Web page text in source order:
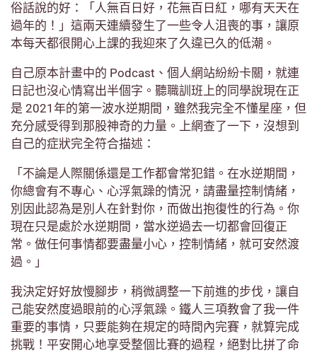
俗話說的好：「人無百日好，花無百日紅，哪有天天在
過年的！」這兩天連續發生了一些令人沮喪的事，讓原
本每天都很開心上課的我迎來了久違已久的低潮。
自己原本計畫中的 Podcast、個人網站紛紛卡關，就連
日記也沒心情寫出半個字。聽職訓班上的同學說現在正
是 2021年的第一波水逆期間，雖然我完全不懂星座，但
充分感受得到那股神奇的力量。上網查了一下，沒想到
自己的症狀完全符合描述：
「不論是人際關係還是工作都會常犯錯。在水逆期間，
你總會有不專心、心浮氣躁的情況，請盡量控制情緒，
別因此認為是別人在針對你，而做出抱復性的行為。你
現在只是處於水逆期間，當水逆過去一切都會回復正
常。做任何事情都要盡量小心，控制情緒，就可安然渡
過。」
我決定好好放慢腳步，稍微調整一下前進的步伐，讓自
己能安然度過眼前的心浮氣躁。鐵人三項教會了我一件
重要的事情，只要能夠在規定的時間內完賽，就算完成
挑戰！平安開心地享受整個比賽的過程，絕對比拼了命